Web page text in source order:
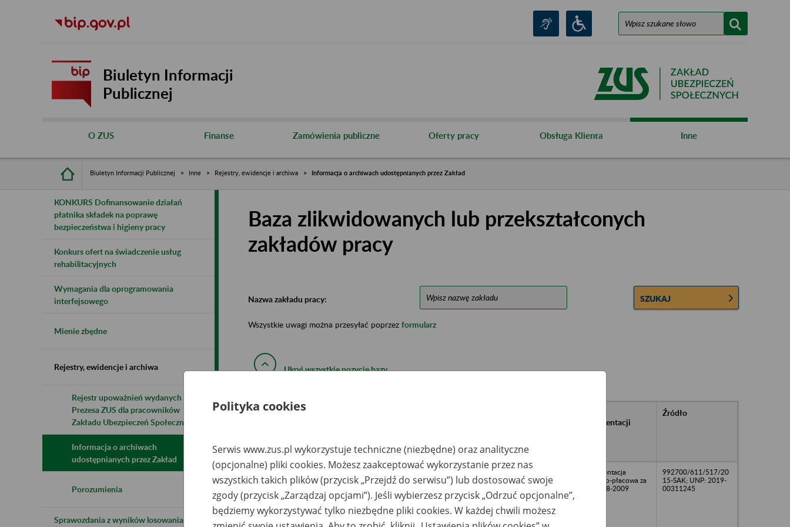
Biuletyn Informacji
Publicznej
O ZUS Finanse Zamówienia publiczne Oferty pracy Obsługa Klienta Inne
Biuletyn Informacji Publicznej Inne Rejestry, ewidencje i archiwa Informacja o archiwach udostępnianych przez Zakład
KONKURS Dofinansowanie działań
płatnika składek na poprawę
bezpieczeństwa i higieny pracy
Konkurs ofert na świadczenie usług
rehabilitacyjnych
Wymagania dla oprogramowania
interfejsowego
Mienie zbędne
Rejestry, ewidencje i archiwa
Rejestr upoważnień wydanych przez
Prezesa ZUS dla pracowników
Zakładu Ubezpieczeń Społecznych
Informacja o archiwach
udostępnianych przez Zakład
Porozumienia
Sprawozdania z wyników losowania do
Baza zlikwidowanych lub przekształconych
zakładów pracy
Nazwa zakładu pracy: SZUKAJ
Wszystkie uwagi można przesyłać poprzez formularz
Ukryj wszystkie pozycje bazy
Nazwa
państwowych
dokumentacji
Źródło
Residential Project II
Sp. z o.o. - Warszawa,
Al Jerozolimskie 56C
Zakład Spedycyjno-
Przewozowy
TRANSPRIN Sp. z.o.o.
- Archiwum Usługowe
Filia TRANSPRIN-u
Sp. z o.o., 24-100
Góra Puławska, ul.
Dokumentacja
osobowo-płacowa za
lata 2008-2009
992700/611/517/20
15-SAK; UNP: 2019-
00311245
Polityka cookies
Serwis www.zus.pl wykorzystuje techniczne (niezbędne) oraz analityczne
(opcjonalne) pliki cookies. Możesz zaakceptować wykorzystanie przez nas
wszystkich takich plików (przycisk „Przejdź do serwisu”) lub dostosować swoje
zgody (przycisk „Zarządzaj opcjami”). Jeśli wybierzesz przycisk „Odrzuć opcjonalne”,
będziemy wykorzystywać tylko niezbędne pliki cookies. W każdej chwili możesz